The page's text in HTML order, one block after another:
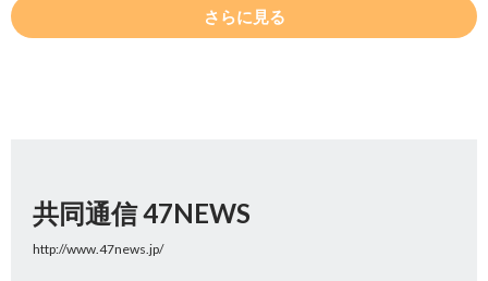
さらに見る
共同通信 47NEWS
http://www.47news.jp/